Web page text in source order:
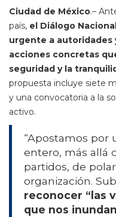
Ciudad de México.–
país, el Diálogo
urgente a autoridades
acciones concretas
seguridad y la
propuesta incluye siete
y una convocatoria a la
activo.
“Apostamos por
entero, más allá
partidos, de
organización.
reconocer “las
que nos